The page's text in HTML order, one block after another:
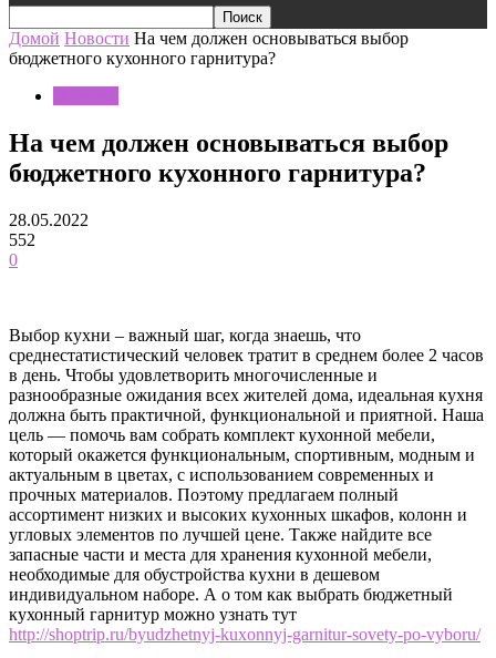
Домой Новости На чем должен основываться выбор
бюджетного кухонного гарнитура?
На чем должен основываться выбор
бюджетного кухонного гарнитура?
28.05.2022
552
0
Выбор кухни – важный шаг, когда знаешь, что
среднестатистический человек тратит в среднем более 2 часов
в день. Чтобы удовлетворить многочисленные и
разнообразные ожидания всех жителей дома, идеальная кухня
должна быть практичной, функциональной и приятной. Наша
цель — помочь вам собрать комплект кухонной мебели,
который окажется функциональным, спортивным, модным и
актуальным в цветах, с использованием современных и
прочных материалов. Поэтому предлагаем полный
ассортимент низких и высоких кухонных шкафов, колонн и
угловых элементов по лучшей цене. Также найдите все
запасные части и места для хранения кухонной мебели,
необходимые для обустройства кухни в дешевом
индивидуальном наборе. А о том как выбрать бюджетный
кухонный гарнитур можно узнать тут
http://shoptrip.ru/byudzhetnyj-kuxonnyj-garnitur-sovety-po-vyboru/